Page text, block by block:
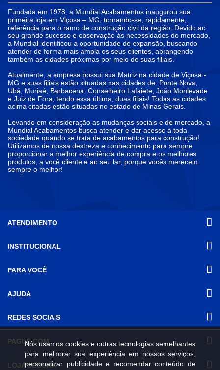
Fundada em 1978, a Mundial Acabamentos inaugurou sua
primeira loja em Viçosa – MG, tornando-se, rapidamente,
referência para o ramo de construção civil da região. Devido ao
seu grande sucesso e observação às necessidades do mercado,
a Mundial identificou a oportunidade de expansão, buscando
atender de forma mais ampla os seus clientes, abrangendo
também as cidades próximas por meio de suas filiais.
Atualmente, a empresa possui sua Matriz na cidade de Viçosa -
MG e suas filiais estão situadas nas cidades de: Ponte Nova,
Ubá, Muriaé, Barbacena, Conselheiro Lafaiete, João Monlevade
e Juiz de Fora, tendo essa última, duas filiais! Todas as cidades
acima citadas estão situadas no estado de Minas Gerais.
Levando em consideração as mudanças sociais e de mercado, a
Mundial Acabamentos busca atender e dar acesso à toda
sociedade quando se trata de acabamentos para construção!
Utilizamos de nossa destreza e conhecimento para sempre
proporcionar a melhor experiência de compra e os melhores
produtos, a você cliente e ao seu lar, porque vocês merecem
sempre o melhor!
ATENDIMENTO
Sábado das 8h às 12h
(31) 3611-8200 Loja Física
Segunda a Sexta das 8h às 17h30
INSTITUCIONAL
Nossas Lojas
Programa de
Relacionamento
Trabalhe Conosco
PARA VOCÊ
Minha conta
Revistas
AJUDA
Dúvidas
Frete e Entrega
Trocas e
Devoluções
REDES SOCIAIS
PAGUE COM
LOJA SEGURA
Nós usamos cookies e outras tecnologias semelhantes
para melhorar sua experiência em nossos serviços,
personalizar publicidade e recomendar conteúdo de